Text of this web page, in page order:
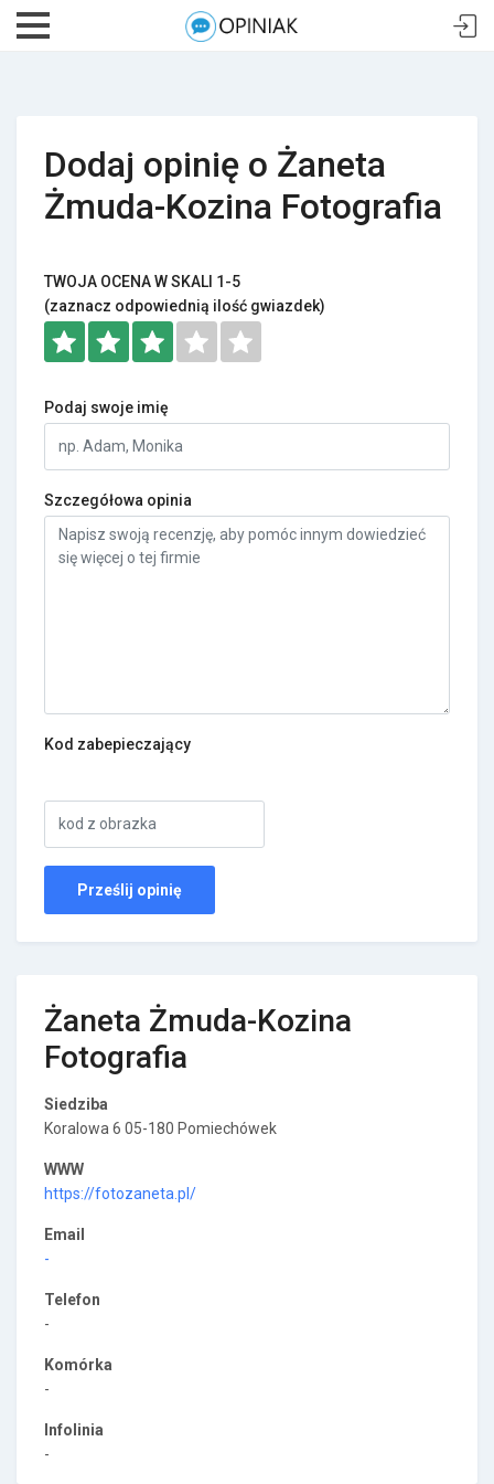
Dodaj opinię o Żaneta
Żmuda-Kozina Fotografia
TWOJA OCENA W SKALI 1-5
(zaznacz odpowiednią ilość gwiazdek)
Podaj swoje imię
Szczegółowa opinia
Kod zabepieczający
Żaneta Żmuda-Kozina
Fotografia
Siedziba
Koralowa 6 05-180 Pomiechówek
WWW
https://fotozaneta.pl/
Email
-
Telefon
-
Komórka
-
Infolinia
-